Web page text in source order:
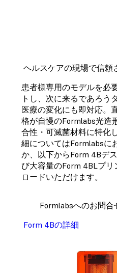
ヘルスケアの現場で信頼
患者様専用のモデルを必
トし、次に来るであろう
医療の変化にも即対応。
格が自慢のFormlabs光造
合性・可滅菌材料に特化
細についてはFormlabsに
か、以下からForm 4Bデ
び大容量のForm 4BLプ
ロードいただけます。
Formlabsへのお問合
Form 4Bの詳細